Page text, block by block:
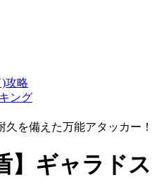
攻略
ング
を備えた万能アタッカー！
】ギャラドス